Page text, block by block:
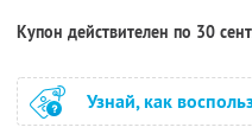
Купон действителен по 30
Узнай, как